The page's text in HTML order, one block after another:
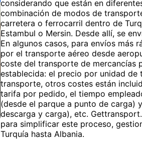
considerando que están en
combinación de modos de
carretera o ferrocarril dentro de
Estambul o Mersin. Desde allí, se
En algunos casos, para envíos más
por el transporte aéreo desde
coste del transporte de mercancías
establecida: el precio por unidad
transporte, otros costes están
tarifa por pedido, el tiempo
(desde el parque a punto de carga)
descarga y carga), etc.
para simplificar este proceso,
Turquía hasta Albania.